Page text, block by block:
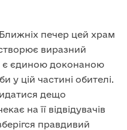
печер цей храм
виразний
є єдиною доконаною
у цій частині обителі.
дещо
на її відвідувачів
правдивий